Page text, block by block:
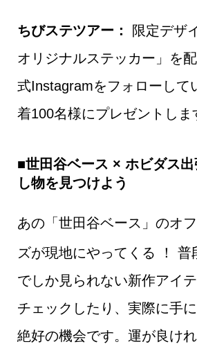
ちびステツアー：
限定デザ
オリジナルステッカー」を
式Instagramをフォローして
着100名様にプレゼントしま
■世田谷ベース × ホビダス
し物を見つけよう
あの「世田谷ベース」のオ
ズが現地にやってくる
！
でしか見られない新作アイ
チェックしたり、実際に手
絶好の機会です。運が良け